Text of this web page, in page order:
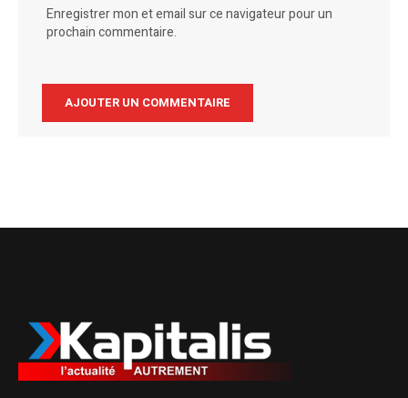
Enregistrer mon et email sur ce navigateur pour un
prochain commentaire.